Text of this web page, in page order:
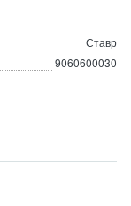
Ставр
9060600030